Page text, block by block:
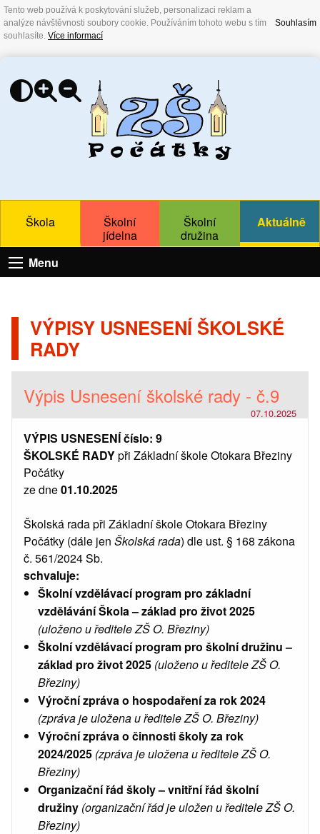
Tento web používá k poskytování služeb, personalizaci reklam a
analýze návštěvnosti soubory cookie. Používáním tohoto webu s tím
souhlasíte. Více informací
Souhlasím
Škola
Školní
jídelna
Školní
družina
Aktuálně
Menu
VÝPISY USNESENÍ ŠKOLSKÉ
RADY
Výpis Usnesení školské rady - č.9
07.10.2025
VÝPIS USNESENÍ číslo: 9
ŠKOLSKÉ RADYpři Základní škole Otokara Březiny
Počátky
ze dne01.10.2025
Školská rada při Základní škole Otokara Březiny
Počátky (dále jen Školská rada) dle ust. § 168 zákona
č. 561/2024 Sb.
schvaluje:
Školní vzdělávací program pro základní
vzdělávání Škola – základ pro život 2025
(uloženo u ředitele ZŠ O. Březiny)
Školní vzdělávací program pro školní družinu –
základ pro život 2025 (uloženo u ředitele ZŠ O.
Březiny)
Výroční zpráva o hospodaření za rok 2024
(zpráva je uložena u ředitele ZŠ O. Březiny)
Výroční zpráva o činnosti školy za rok
2024/2025 (zpráva je uložena u ředitele ZŠ O.
Březiny)
Organizační řád školy – vnitřní řád školní
družiny (organizační řád je uložen u ředitele ZŠ O.
Březiny)